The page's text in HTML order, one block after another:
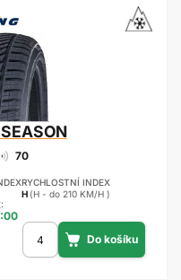
70
RYCHLOSTNÍ INDEX
H (H - do 210 KM/H )